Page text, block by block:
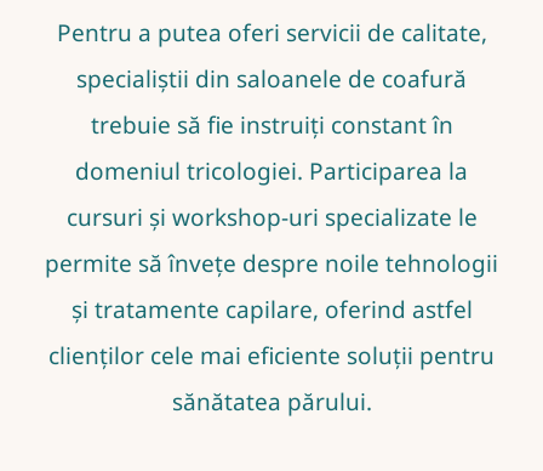
Pentru a putea oferi servicii de calitate,
specialiștii din saloanele de coafură
trebuie să fie instruiți constant în
domeniul tricologiei. Participarea la
cursuri și workshop-uri specializate le
permite să învețe despre noile tehnologii
și tratamente capilare, oferind astfel
clienților cele mai eficiente soluții pentru
sănătatea părului.